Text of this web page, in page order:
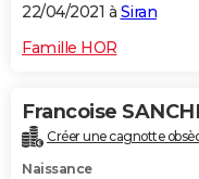
22/04/2021 à Siran
Famille HOR
Francoise
Créer une cagnotte
Naissance